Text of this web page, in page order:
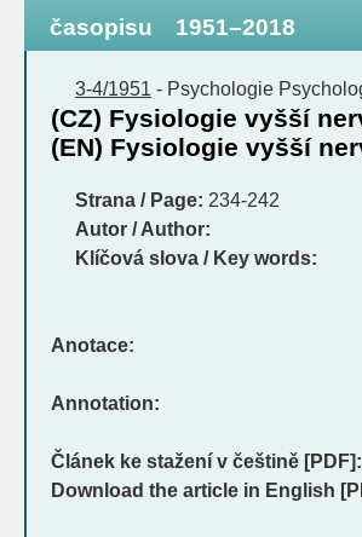
časopisu
1951–2018
3-4/1951 - Psychologie
(CZ) Fysiologie vyšší
(EN) Fysiologie vyšší
Strana / Page: 234-242
Autor / Author:
Klíčová slova / Key words:
Anotace:
Annotation:
Článek ke stažení v češtině [PDF]:
Download the article in English